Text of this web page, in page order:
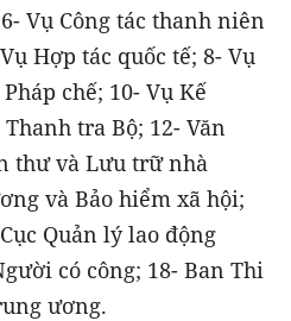
Vụ Công tác thanh niên
Hợp tác quốc tế; 8- Vụ
chế; 10- Vụ Kế
tra Bộ; 12- Văn
thư và Lưu trữ nhà
và Bảo hiểm xã hội;
Quản lý lao động
có công; 18- Ban Thi
ương.